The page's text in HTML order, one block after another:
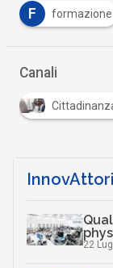
F formazione
Canali
InnovAttori
22